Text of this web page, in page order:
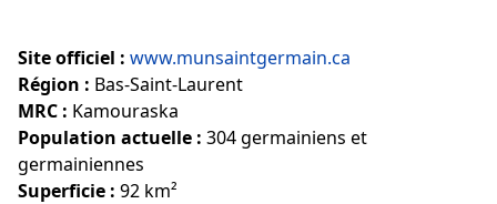
Site officiel : www.munsaintgermain.ca
Région : Bas-Saint-Laurent
MRC : Kamouraska
Population actuelle : 304 germainiens et
germainiennes
Superficie : 92 km²